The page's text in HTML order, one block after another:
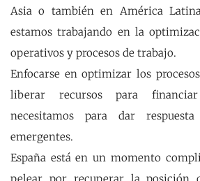
Asia o también en América
estamos trabajando en la
operativos y procesos de trabajo.
Enfocarse en optimizar los
liberar recursos para
necesitamos para dar
emergentes.
España está en un momento
pelear por recuperar la posición